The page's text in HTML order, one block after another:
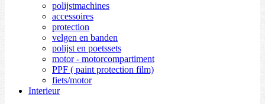
polijstmachines
accessoires
protection
velgen en banden
polijst en poetssets
motor - motorcompartiment
PPF ( paint protection film)
fiets/motor
Interieur